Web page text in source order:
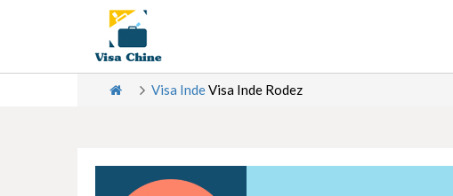
Visa IndeVisa Inde Rodez